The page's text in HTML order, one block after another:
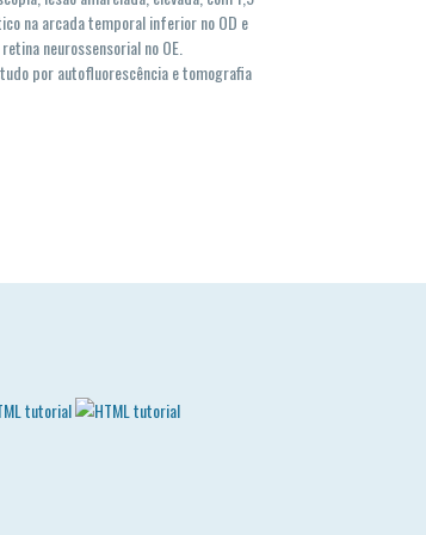
na arcada temporal inferior no OD e
neurossensorial no OE.
por autofluorescência e tomografia